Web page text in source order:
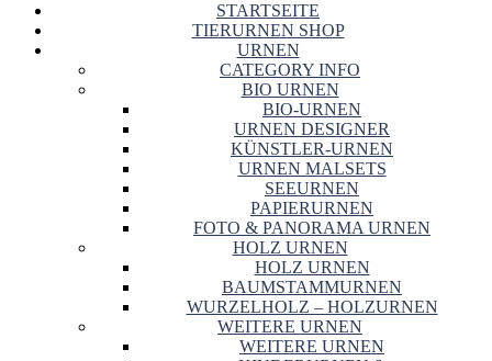
STARTSEITE
TIERURNEN SHOP
URNEN
CATEGORY INFO
BIO URNEN
BIO-URNEN
URNEN DESIGNER
KÜNSTLER-URNEN
URNEN MALSETS
SEEURNEN
PAPIERURNEN
FOTO & PANORAMA URNEN
HOLZ URNEN
HOLZ URNEN
BAUMSTAMMURNEN
WURZELHOLZ – HOLZURNEN
WEITERE URNEN
WEITERE URNEN